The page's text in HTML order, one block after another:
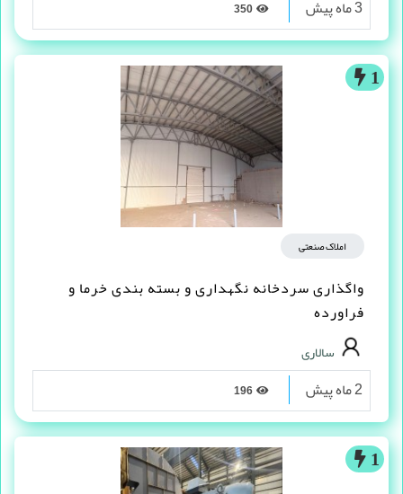
3 ماه پیش
1
املاک صنعتی
واگذاری سردخانه نگهداری و بسته بندی خرما و
فراورده
سالاری
2 ماه پیش
1